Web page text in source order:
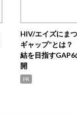
HIV/エイズにま
ギャップ”とは
結を目指す
開
PR